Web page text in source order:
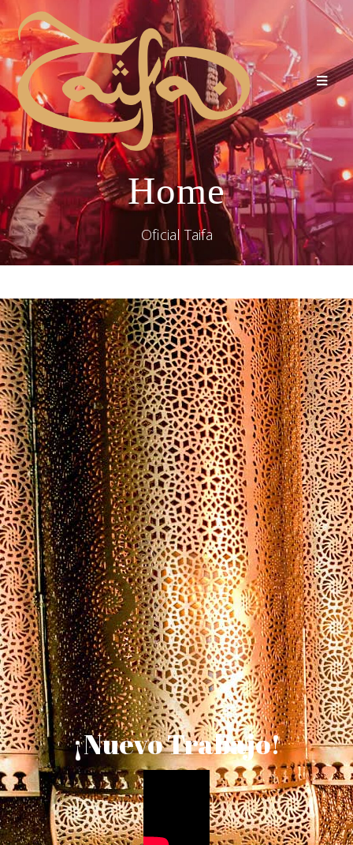
Home
Oficial Taifa
¡Nuevo Trabajo!